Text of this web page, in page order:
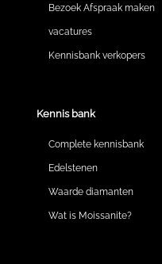
Bezoek Afspraak maken
vacatures
Kennisbank verkopers
Kennis bank
Complete kennisbank
Edelstenen
Waarde diamanten
Wat is Moissanite?